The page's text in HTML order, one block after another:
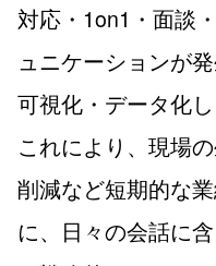
対応・1on1・面談
ュニケーションが
可視化・データ化し
これにより、現場
削減など短期的な
に、日々の会話に